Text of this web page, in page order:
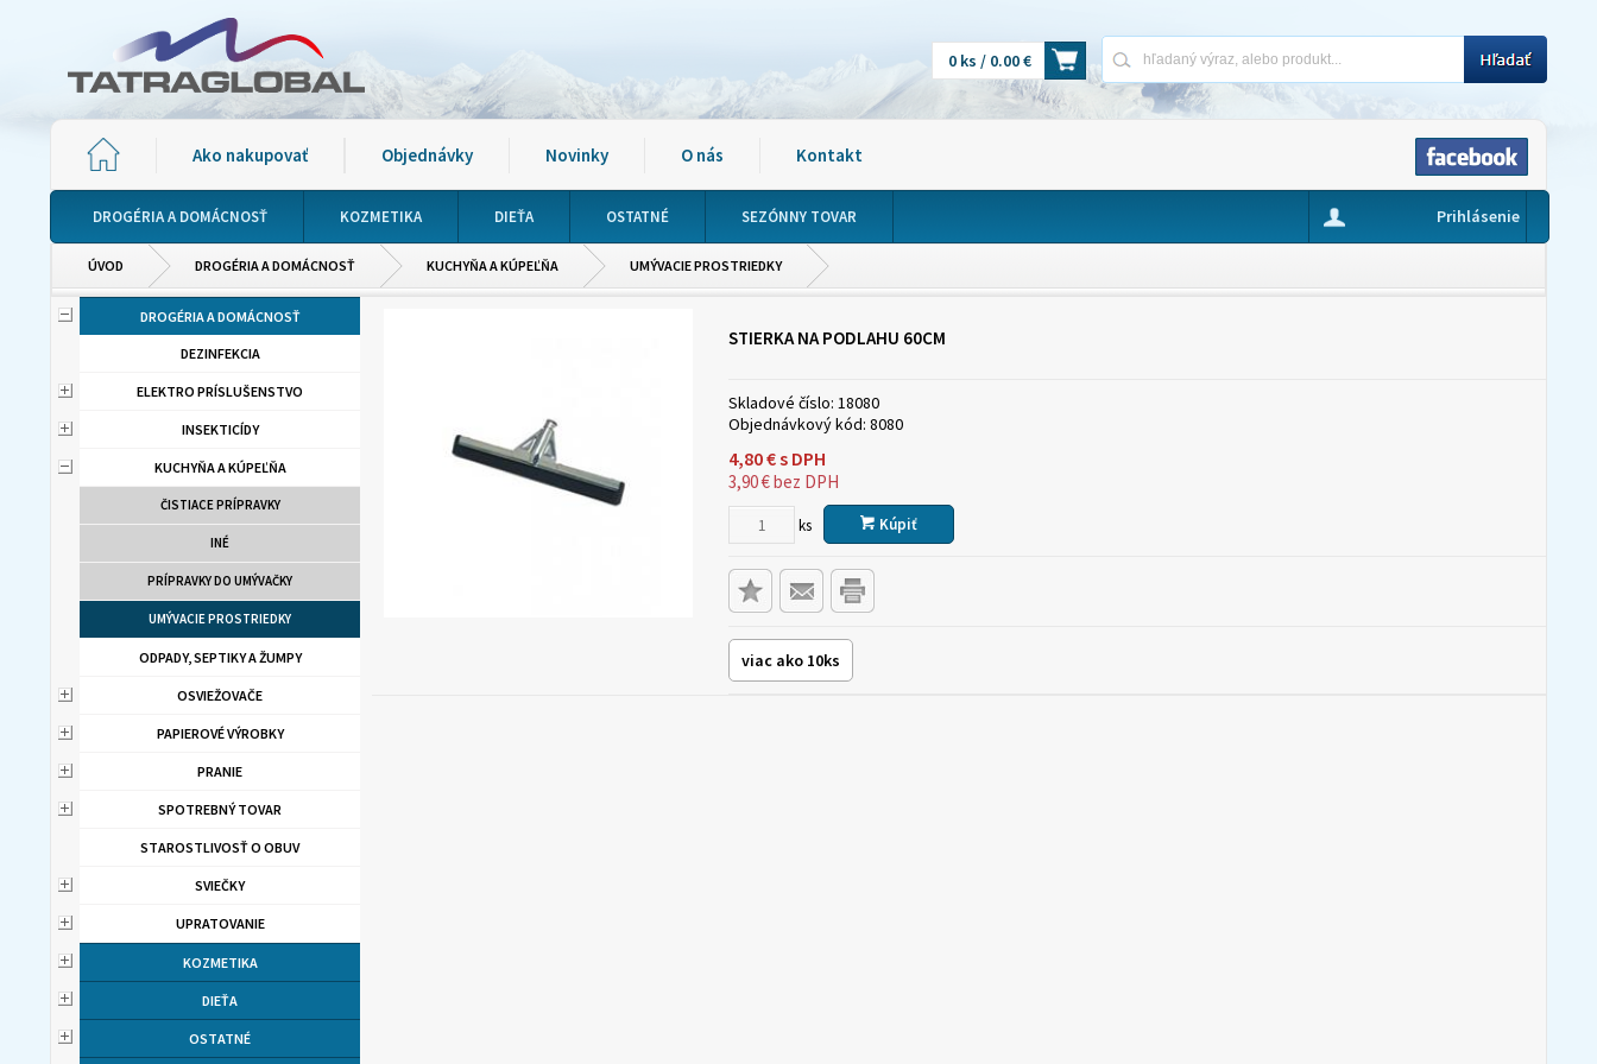
0 ks / 0.00 €
Ako nakupovať Objednávky Novinky O nás Kontakt
DROGÉRIA A DOMÁCNOSŤ KOZMETIKA DIEŤA OSTATNÉ SEZÓNNY TOVAR Prihlásenie
ÚVOD DROGÉRIA A DOMÁCNOSŤ KUCHYŇA A KÚPEĽŇA UMÝVACIE PROSTRIEDKY
DROGÉRIA A DOMÁCNOSŤ
DEZINFEKCIA
ELEKTRO PRÍSLUŠENSTVO
INSEKTICÍDY
KUCHYŇA A KÚPEĽŇA
ČISTIACE PRÍPRAVKY
INÉ
PRÍPRAVKY DO UMÝVAČKY
UMÝVACIE PROSTRIEDKY
ODPADY, SEPTIKY A ŽUMPY
OSVIEŽOVAČE
PAPIEROVÉ VÝROBKY
PRANIE
SPOTREBNÝ TOVAR
STAROSTLIVOSŤ O OBUV
SVIEČKY
UPRATOVANIE
KOZMETIKA
DIEŤA
OSTATNÉ
STIERKA NA PODLAHU 60CM
Skladové číslo: 18080
Objednávkový kód: 8080
4,80€s DPH
3,90€bez DPH
ks Kúpiť
viac ako 10ks